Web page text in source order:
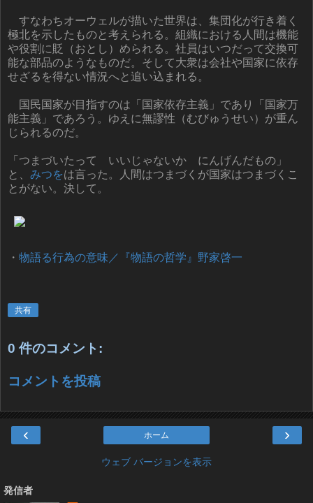
すなわちオーウェルが描いた世界は、集団化が行き着く
極北を示したものと考えられる。組織における人間は機能
や役割に貶（おとし）められる。社員はいつだって交換可
能な部品のようなものだ。そして大衆は会社や国家に依存
せざるを得ない情況へと追い込まれる。
国民国家が目指すのは「国家依存主義」であり「国家万
能主義」であろう。ゆえに無謬性（むびゅうせい）が重ん
じられるのだ。
「つまづいたって いいじゃないか にんげんだもの」
と、 みつをは言った。人間はつまづくが国家はつまづくこ
とがない。決して。
・ 物語る行為の意味／『物語の哲学』野家啓一
共有
0 件のコメント:
コメントを投稿
‹ ›
ホーム
ウェブ バージョンを表示
発信者